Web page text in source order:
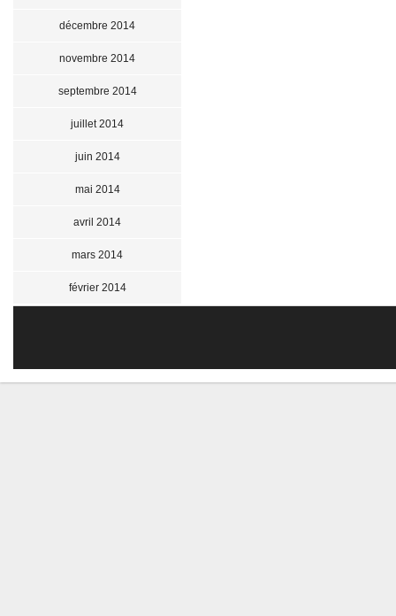
décembre 2014
novembre 2014
septembre 2014
juillet 2014
juin 2014
mai 2014
avril 2014
mars 2014
février 2014